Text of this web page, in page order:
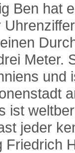
Ben hat
Meter.
und
ist
jeder
Friedrich